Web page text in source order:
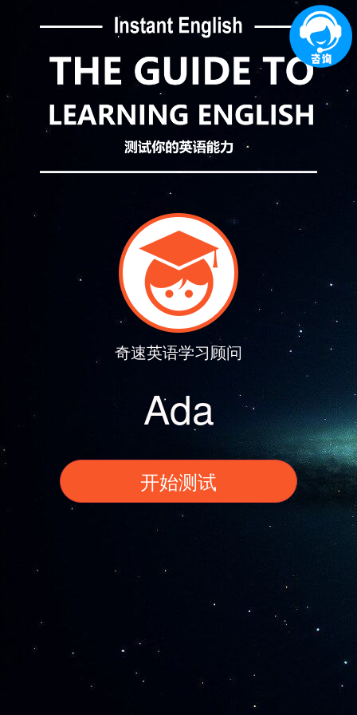
奇速英语学习顾问
Ada
开始测试